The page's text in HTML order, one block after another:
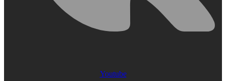
Youtube